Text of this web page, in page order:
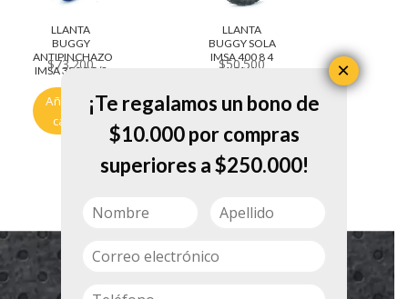
LLANTA
BUGGY
ANTIPINCHAZO
IMSA 350 8 5/8
$73.200
Añadir al
carrito
LLANTA
BUGGY SOLA
IMSA 400 8 4
LONA
$50.500
Añadir al
Política de tratamiento de datos
¡Te regalamos un bono de
$10.000 por compras
superiores a $250.000!
×